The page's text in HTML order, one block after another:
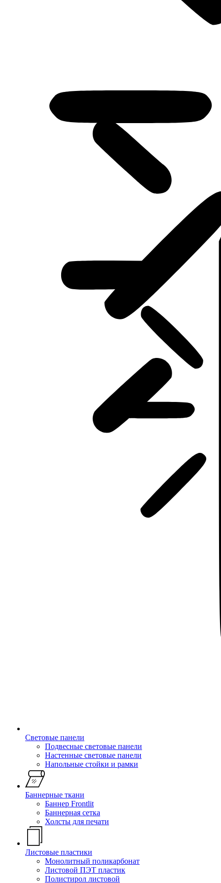
Световые панели
Подвесные световые панели
Настенные световые панели
Напольные стойки и рамки
Баннерные ткани
Баннер Frontlit
Баннерная сетка
Холсты для печати
Листовые пластики
Монолитный поликарбонат
Листовой ПЭТ пластик
Полистирол листовой